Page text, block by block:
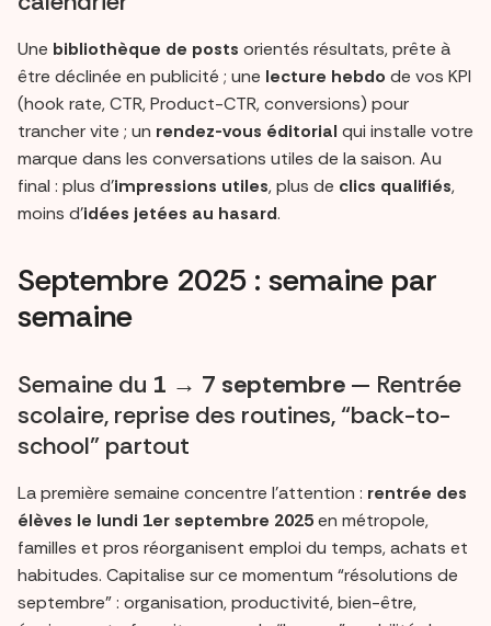
Une bibliothèque de posts orientés résultats, prête à
être déclinée en publicité ; une lecture hebdo de vos KPI
(hook rate, CTR, Product-CTR, conversions) pour
trancher vite ; un rendez-vous éditorial qui installe votre
marque dans les conversations utiles de la saison. Au
final : plus d’impressions utiles, plus de clics qualifiés,
moins d’idées jetées au hasard.
Septembre 2025 : semaine par
semaine
Semaine du 1 → 7 septembre — Rentrée
scolaire, reprise des routines, “back-to-
school” partout
La première semaine concentre l’attention : rentrée des
élèves le lundi 1er septembre 2025en métropole,
familles et pros réorganisent emploi du temps, achats et
habitudes. Capitalise sur ce momentum “résolutions de
septembre” : organisation, productivité, bien-être,